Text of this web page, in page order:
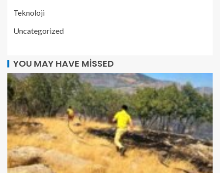
Teknoloji
Uncategorized
YOU MAY HAVE MISSED